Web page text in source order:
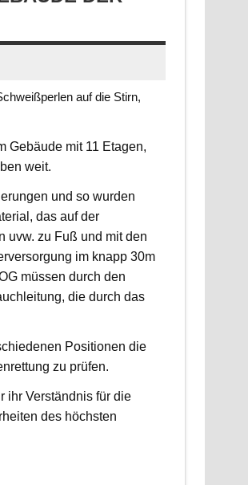
auf die Stirn,
Gebäude mit 11 Etagen,
weit.
und so wurden
das auf der
uvw. zu Fuß und mit den
im knapp 30m
müssen durch den
die durch das
Positionen die
zu prüfen.
ihr Verständnis für die
des höchsten